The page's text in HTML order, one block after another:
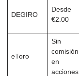
DEGIRO
Desde
€2.00
eToro
Sin
comisión
en
acciones